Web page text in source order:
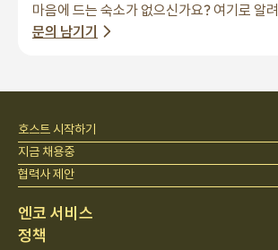
마음에 드는 숙소가 없으신가요? 여기로 알
문의 남기기
엔코 서비스
스테이 찾기
정책
호스트 시작하기
지금 채용중
협력사 제안